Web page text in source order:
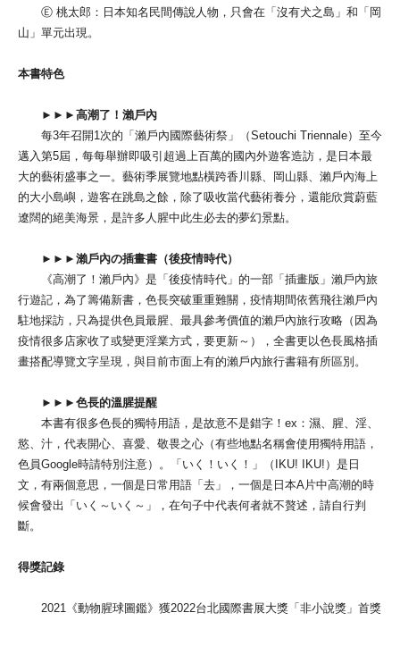
Ⓔ 桃太郎：日本知名民間傳說人物，只會在「沒有犬之島」和「岡
山」單元出現。
本書特色
►►►高潮了！瀨戶內
每3年召開1次的「瀨戶內國際藝術祭」（Setouchi Triennale）至今
邁入第5屆，每每舉辦即吸引超過上百萬的國內外遊客造訪，是日本最
大的藝術盛事之一。藝術季展覽地點橫跨香川縣、岡山縣、瀨戶內海上
的大小島嶼，遊客在跳島之餘，除了吸收當代藝術養分，還能欣賞蔚藍
遼闊的絕美海景，是許多人腥中此生必去的夢幻景點。
►►►瀨戶內の插畫書（後疫情時代）
《高潮了！瀨戶內》是「後疫情時代」的一部「插畫版」瀨戶內旅
行遊記，為了籌備新書，色長突破重重難關，疫情期間依舊飛往瀨戶內
駐地採訪，只為提供色員最腥、最具參考價值的瀨戶內旅行攻略（因為
疫情很多店家收了或變更淫業方式，要更新～），全書更以色長風格插
畫搭配導覽文字呈現，與目前市面上有的瀨戶內旅行書籍有所區別。
►►►色長的溫腥提醒
本書有很多色長的獨特用語，是故意不是錯字！ex：濕、腥、淫、
慾、汁，代表開心、喜愛、敬畏之心（有些地點名稱會使用獨特用語，
色員Google時請特別注意）。「いく！いく！」（IKU! IKU!）是日
文，有兩個意思，一個是日常用語「去」，一個是日本A片中高潮的時
候會發出「いく～いく～」，在句子中代表何者就不贅述，請自行判
斷。
得獎記錄
2021《動物腥球圖鑑》獲2022台北國際書展大獎「非小說獎」首獎